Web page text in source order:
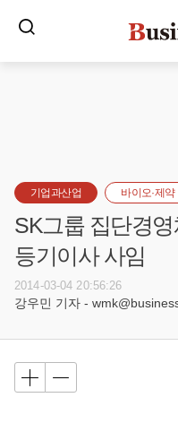
기업과산업 바이오·제약
SK그룹 집단경
등기이사 사임
2014-03-04 20:56:26
강우민 기자 -